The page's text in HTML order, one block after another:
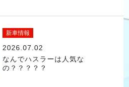
新車情報
2026.07.02
なんでハスラーは人気な
の？？？？？